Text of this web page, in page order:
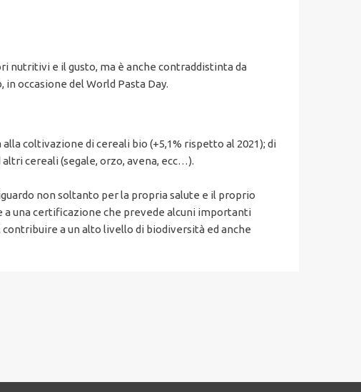
nutritivi e il gusto, ma è anche contraddistinta da
in occasione del World Pasta Day.
coltivazione di cereali bio (+5,1% rispetto al 2021); di
cereali (segale, orzo, avena, ecc…).
non soltanto per la propria salute e il proprio
a una certificazione che prevede alcuni importanti
a un alto livello di biodiversità ed anche